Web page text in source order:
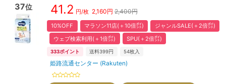
37位 41.2 円/枚 2,160円 2,400円
10%OFF マラソン11店(＋10倍㌽)
ジャンルSALE(＋2倍㌽)
ウェブ検索利用(＋1倍㌽)
SPU(＋2倍㌽)
333ポイント 送料399円 54枚入
姫路流通センター (Rakuten)